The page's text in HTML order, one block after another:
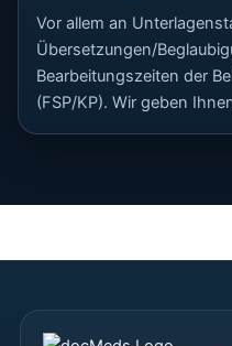
Vor allem an
Übersetzungen/
Bearbeitungszeiten der
(FSP/KP). Wir geben